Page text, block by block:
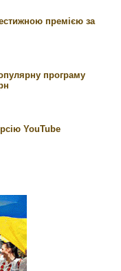
премією за
програму
YouTube